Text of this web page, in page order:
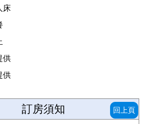
床
供
供
訂房須知 回上頁